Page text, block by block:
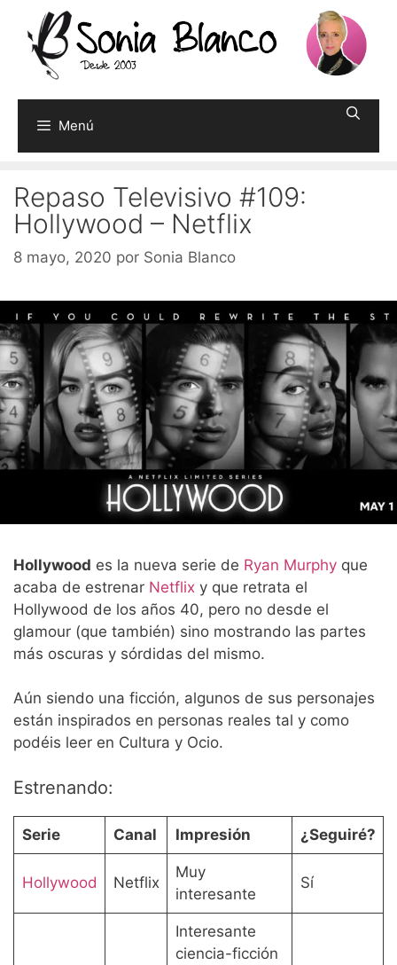
contenido
Menú
Repaso Televisivo #109:
Hollywood – Netflix
8 mayo, 2020 por Sonia Blanco
Hollywood es la nueva serie de Ryan Murphy que
acaba de estrenar Netflix y que retrata el
Hollywood de los años 40, pero no desde el
glamour (que también) sino mostrando las partes
más oscuras y sórdidas del mismo.
Aún siendo una ficción, algunos de sus personajes
están inspirados en personas reales tal y como
podéis leer en Cultura y Ocio.
Estrenando:
Serie Canal Impresión ¿Seguiré?
Hollywood Netflix
Muy
interesante
Sí
Interesante
ciencia-ficción